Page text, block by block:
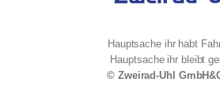
Hauptsache ihr habt
Hauptsache ihr bleibt
© Zweirad-Uhl